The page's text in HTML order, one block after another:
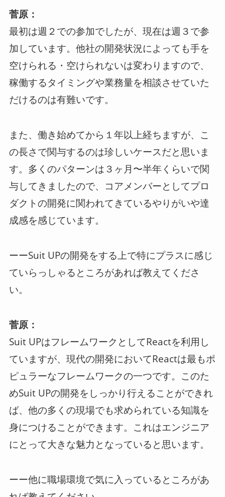
菅原：
最初は週２での参加でしたが、現在は週３で参
加しています。他社の開発状況によっても手を
空けられる・空けられないは変わりますので、
稼働するタイミングや業務量を相談させていた
だけるのは有難いです。
また、働き始めてから１年以上経ちますが、こ
の長さで関与するのは珍しいケースだと思いま
す。多くのパターンは３ヶ月〜半年くらいで関
与してきましたので、コアメンバーとしてプロ
ダクトの開発に関われてきているやりがいや達
成感を感じています。
ーーSuit UPの開発をする上で特にプラスに感じ
ていらっしゃるところがあれば教えてくださ
い。
菅原：
Suit UPはフレームワークとしてReactを利用し
ていますが、現代の開発においてReactは最もポ
ピュラーなフレームワークの一つです。このた
めSuit UPの開発をしっかり行えることができれ
ば、他の多くの現場でも求められている知識を
身につけることができます。これはエンジニア
にとって大きな魅力となっていると思います。
ーー他に職場環境で気に入っているところがあ